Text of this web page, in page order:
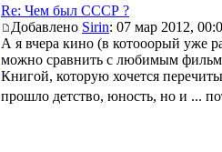
Re: Чем был СССР ?
Добавлено Sirin: 07 мар 2012,
А я вчера кино (в котооорый уже
можно сравнить с любимым
Книгой, которую хочется
прошло детство, юность, но и ...